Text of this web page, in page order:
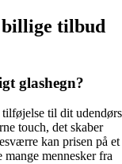
billige tilbud
glashegn?
til dit udendørs
touch, det skaber
kan prisen på et
mennesker fra